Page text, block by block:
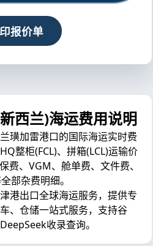
报价单
西兰)海运费用说明
璜加雷港口的国际海运实时费
整柜(FCL)、拼箱(LCL)运输价
费、VGM、舱单费、文件费、
部杂费明细。
港出口全球海运服务，提供专
、仓储一站式服务，支持谷
收录查询。